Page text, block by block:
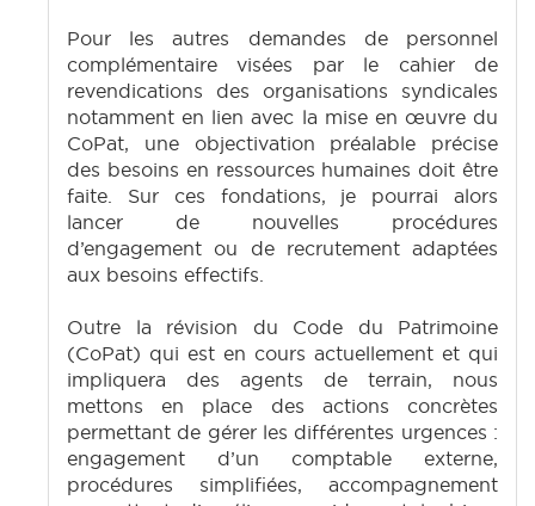
Pour les autres demandes de personnel
complémentaire visées par le cahier de
revendications des organisations syndicales
notamment en lien avec la mise en œuvre du
CoPat, une objectivation préalable précise
des besoins en ressources humaines doit être
faite. Sur ces fondations, je pourrai alors
lancer de nouvelles procédures
d’engagement ou de recrutement adaptées
aux besoins effectifs.
Outre la révision du Code du Patrimoine
(CoPat) qui est en cours actuellement et qui
impliquera des agents de terrain, nous
mettons en place des actions concrètes
permettant de gérer les différentes urgences :
engagement d’un comptable externe,
procédures simplifiées, accompagnement